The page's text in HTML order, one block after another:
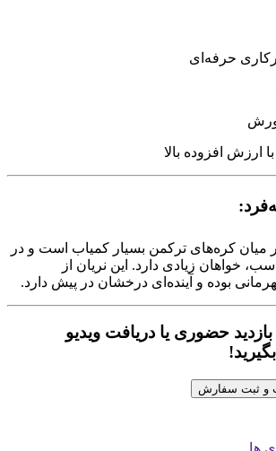
حرفه‌ای
ارزش افزوده بالا
کره‌های ترکمن بسیار کمیاب است و در
خواهان زیادی دارد. این نریان از
بوده و آینده‌ای درخشان در پیش دارد.
حضوری یا دریافت ویدیو
و ثبت سفارش